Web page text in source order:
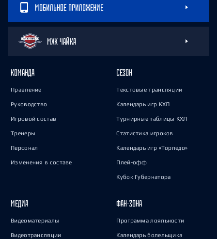
МОБИЛЬНОЕ ПРИЛОЖЕНИЕ
МХК ЧАЙКА
КОМАНДА
Правление
Руководство
Игровой состав
Тренеры
Персонал
Изменения в составе
СЕЗОН
Текстовые трансляции
Календарь игр КХЛ
Турнирные таблицы КХЛ
Статистика игроков
Календарь игр «Торпедо»
Плей-офф
Кубок Губернатора
МЕДИА
Видеоматериалы
Видеотрансляции
ФАН-ЗОНА
Программа лояльности
Календарь болельщика